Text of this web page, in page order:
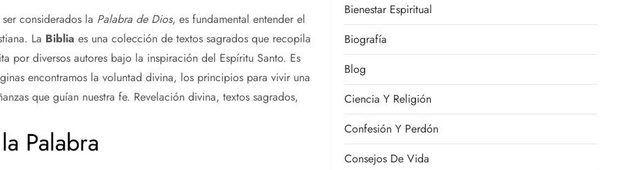
considerados la Palabra de Dios, es fundamental entender el
La Biblia es una colección de textos sagrados que recopila
por diversos autores bajo la inspiración del Espíritu Santo. Es
encontramos la voluntad divina, los principios para vivir una
que guían nuestra fe. Revelación divina, textos sagrados,
Palabra
Bienestar Espiritual
Biografía
Blog
Ciencia Y Religión
Confesión Y Perdón
Consejos De Vida